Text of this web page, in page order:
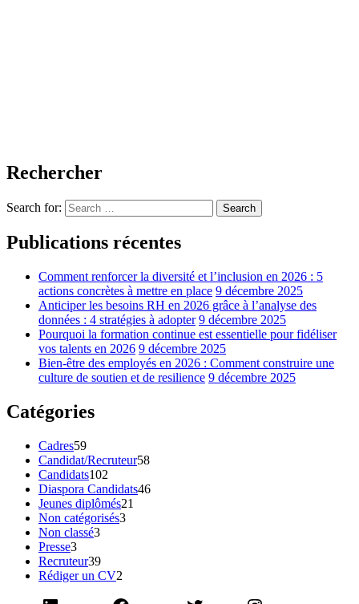
Rechercher
Search for: Search
Publications récentes
Comment renforcer la diversité et l’inclusion en 2026 : 5
actions concrètes à mettre en place 9 décembre 2025
Anticiper les besoins RH en 2026 grâce à l’analyse des
données : 4 stratégies à adopter 9 décembre 2025
Pourquoi la formation continue est essentielle pour fidéliser
vos talents en 2026 9 décembre 2025
Bien-être des employés en 2026 : Comment construire une
culture de soutien et de resilience 9 décembre 2025
Catégories
Cadres59
Candidat/Recruteur58
Candidats102
Diaspora Candidats46
Jeunes diplômés21
Non catégorisés3
Non classé3
Presse3
Recruteur39
Rédiger un CV2